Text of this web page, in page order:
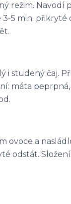
režim. Navodí
5 min.
i studený čaj.
máta
ovoce a
odstát.